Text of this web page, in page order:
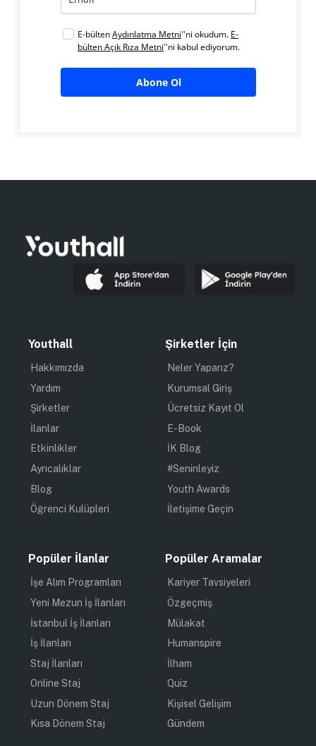
E-bültenAydınlatma Metni''ni okudum. E-
bülten Açık Rıza Metni''ni kabul ediyorum.
Abone Ol
Youthall
Hakkımızda
Yardım
Şirketler
İlanlar
Etkinlikler
Ayrıcalıklar
Blog
Öğrenci Kulüpleri
Şirketler İçin
Neler Yaparız?
Kurumsal Giriş
Ücretsiz Kayıt Ol
E-Book
İK Blog
#Seninleyiz
Youth Awards
İletişime Geçin
Popüler İlanlar
İşe Alım Programları
Yeni Mezun İş İlanları
İstanbul İş İlanları
İş İlanları
Staj İlanları
Online Staj
Uzun Dönem Staj
Kısa Dönem Staj
Popüler Aramalar
Kariyer Tavsiyeleri
Özgeçmiş
Mülakat
Humanspire
İlham
Quiz
Kişisel Gelişim
Gündem